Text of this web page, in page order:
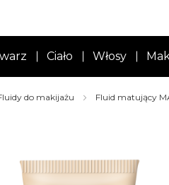
Ciało Włosy
do makijażu Fluid matujący